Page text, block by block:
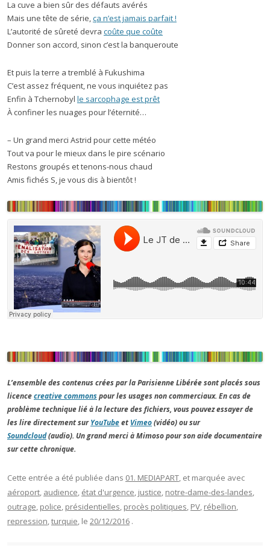
La cuve a bien sûr des défauts avérés
Mais une tête de série,ça n’est jamais parfait !
L’autorité de sûreté devra coûte que coûte
Donner son accord, sinon c’est la banqueroute
Et puis la terre a tremblé à Fukushima
C’est assez fréquent, ne vous inquiétez pas
Enfin à Tchernobyl le sarcophage est prêt
À confiner les nuages pour l’éternité…
– Un grand merci Astrid pour cette météo
Tout va pour le mieux dans le pire scénario
Restons groupés et tenons-nous chaud
Amis fichés S, je vous dis à bientôt !
L’ensemble des contenus crées par la Parisienne Libérée sont placés sous
licencecreative commonspour les usages non commerciaux. En cas de
problème technique lié à la lecture des fichiers, vous pouvez essayer de
les lire directement surYouTubeet Vimeo(vidéo) ou sur
Soundcloud(audio). Un grand merci à Mimoso pour son aide documentaire
sur cette chronique.
Cette entrée a été publiée dans 01. MEDIAPART, et marquée avec
aéroport, audience, état d'urgence, justice, notre-dame-des-landes,
outrage, police, présidentielles, procès politiques, PV, rébellion,
repression,turquie, le 20/12/2016 .